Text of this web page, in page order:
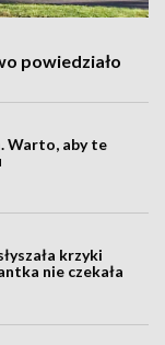
powiedziało
Warto, aby te
krzyki
nie czekała